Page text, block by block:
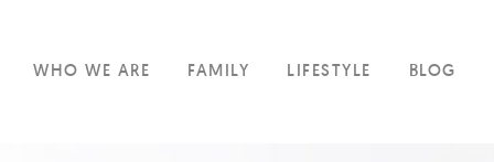
WHO WE ARE FAMILY LIFESTYLE BLOG